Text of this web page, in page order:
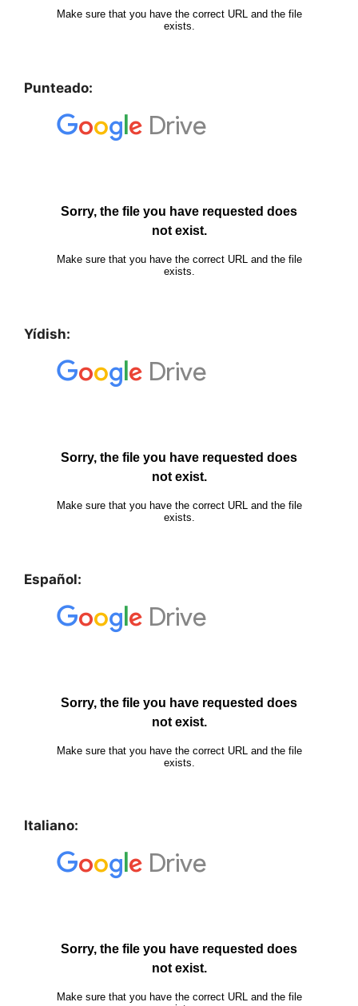
Punteado:
Yídish:
Español:
Italiano: